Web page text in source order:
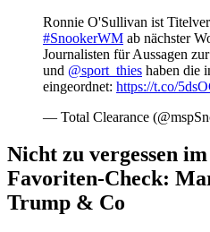
Ronnie O'Sullivan ist
#SnookerWM ab nächster
Journalisten für Aussagen
und @sport_thies haben die
eingeordnet: https://t.co/
— Total Clearance
Nicht zu vergessen
Favoriten-Check:
Trump & Co